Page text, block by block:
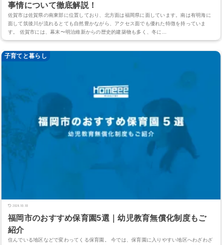
事情について徹底解説！
佐賀市は佐賀県の南東部に位置しており、北方面は福岡県に面しています。南は有明海に
面して筑後川が流れるとても自然豊かながら、アクセス面でも優れた特徴を持っていま
す。 佐賀市には、幕末〜明治維新からの歴史的建築物も多く、冬に...
子育てと暮らし
福岡市のおすすめ保育園5選｜幼児教育無償化制度もご
紹介
2024.10.18
住んでいる地区などで変わってくる保育園。 今では、保育園に入りやすい地区へわざわざ